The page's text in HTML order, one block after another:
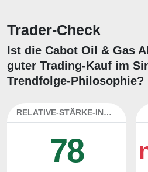
Trader-Check
Ist die Cabot Oil & Gas
guter Trading-Kauf im
Trendfolge-Philosophie?
RELATIVE-STÄRKE-INDEX
78